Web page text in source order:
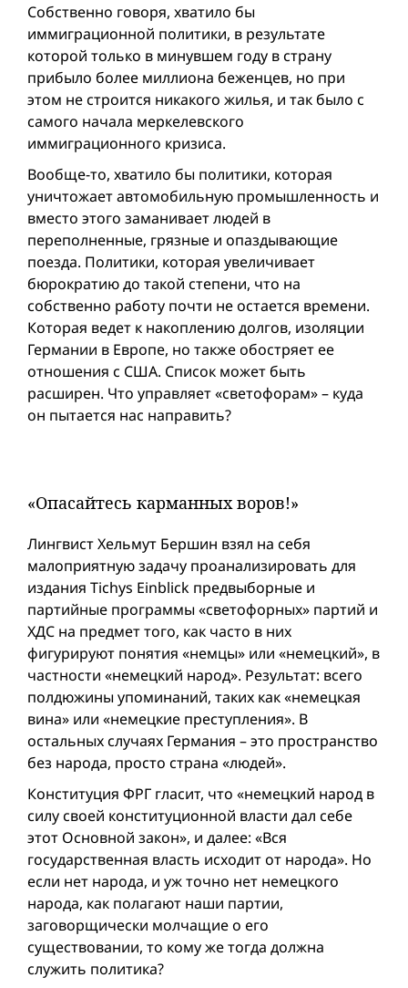
Собственно говоря, хватило бы
иммиграционной политики, в результате
которой только в минувшем году в страну
прибыло более миллиона беженцев, но при
этом не строится никакого жилья, и так было с
самого начала меркелевского
иммиграционного кризиса.
Вообще-то, хватило бы политики, которая
уничтожает автомобильную промышленность и
вместо этого заманивает людей в
переполненные, грязные и опаздывающие
поезда. Политики, которая увеличивает
бюрократию до такой степени, что на
собственно работу почти не остается времени.
Которая ведет к накоплению долгов, изоляции
Германии в Европе, но также обостряет ее
отношения с США. Список может быть
расширен. Что управляет «светофорам» – куда
он пытается нас направить?
«Опасайтесь карманных воров!»
Лингвист Хельмут Бершин взял на себя
малоприятную задачу проанализировать для
издания Tichys Einblick предвыборные и
партийные программы «светофорных» партий и
ХДС на предмет того, как часто в них
фигурируют понятия «немцы» или «немецкий», в
частности «немецкий народ». Результат: всего
полдюжины упоминаний, таких как «немецкая
вина» или «немецкие преступления». В
остальных случаях Германия – это пространство
без народа, просто страна «людей».
Конституция ФРГ гласит, что «немецкий народ в
силу своей конституционной власти дал себе
этот Основной закон», и далее: «Вся
государственная власть исходит от народа». Но
если нет народа, и уж точно нет немецкого
народа, как полагают наши партии,
заговорщически молчащие о его
существовании, то кому же тогда должна
служить политика?